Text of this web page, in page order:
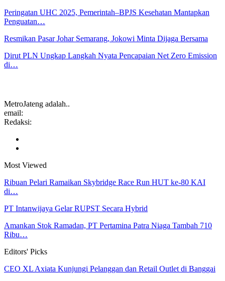
Peringatan UHC 2025, Pemerintah–BPJS Kesehatan Mantapkan
Penguatan…
Resmikan Pasar Johar Semarang, Jokowi Minta Dijaga Bersama
Dirut PLN Ungkap Langkah Nyata Pencapaian Net Zero Emission
di…
MetroJateng adalah..
email:
Redaksi:
Most Viewed
Ribuan Pelari Ramaikan Skybridge Race Run HUT ke-80 KAI
di…
PT Intanwijaya Gelar RUPST Secara Hybrid
Amankan Stok Ramadan, PT Pertamina Patra Niaga Tambah 710
Ribu…
Editors' Picks
CEO XL Axiata Kunjungi Pelanggan dan Retail Outlet di Banggai